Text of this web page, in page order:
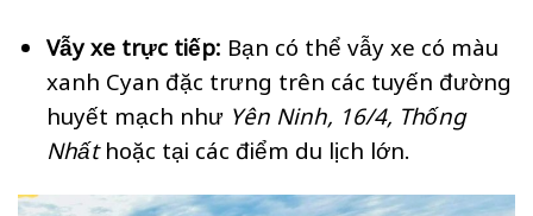
Vẫy xe trực tiếp: Bạn có thể vẫy xe có màu
xanh Cyan đặc trưng trên các tuyến đường
huyết mạch như Yên Ninh, 16/4, Thống
Nhấthoặc tại các điểm du lịch lớn.